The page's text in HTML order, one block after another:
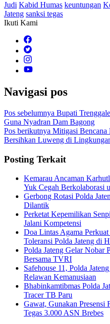
Judi Kabid Humas keuntungan
Jateng sanksi tegas
Ikuti Kami
Navigasi pos
Pos sebelumnya Bupati
Guna Nyadran Dam Bagong
Pos berikutnya Mitigasi
Bersihkan Luweng di
Posting Terkait
Kemarau Ancaman
Yuk Cegah Berkolaborasi
Gerbong Rotasi Polda
Dilantik
Perketat Kepemilikan
Jalani Kompetensi
Doa Lintas Agama Perkuat
Toleransi Polda Jateng di
Polda Jateng Gelar Nobar
Bersama TVRI
Safehouse 11, Polda
Relawan Kemanusiaan
Bhabinkamtibmas Polda
Tracer TB Paru
Gawat, Gunakan Presensi
Tegas 3.000 ASN Brebes